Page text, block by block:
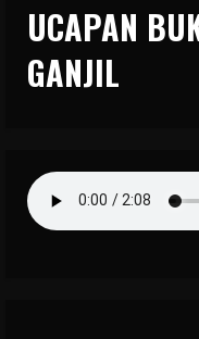
UCAPAN
GANJIL